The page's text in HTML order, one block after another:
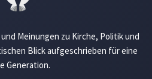
Meinungen zu Kirche, Politik und
Blick aufgeschrieben für eine
Generation.